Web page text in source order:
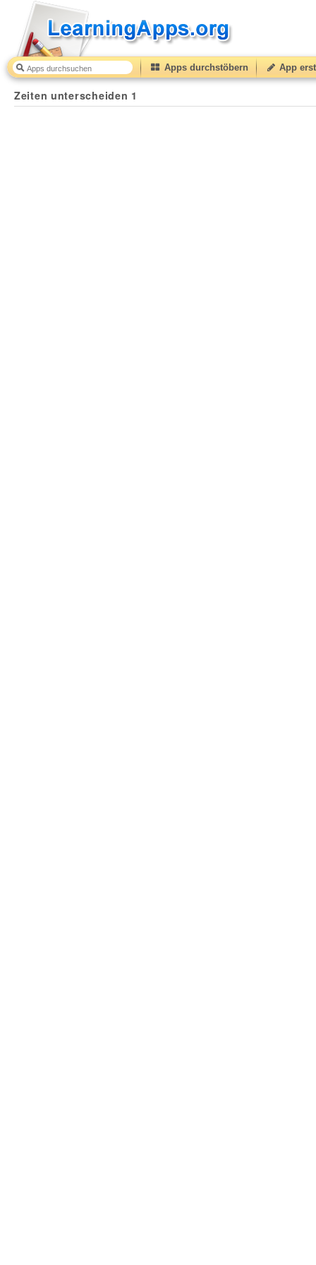
Apps durchstöbern App
Zeiten unterscheiden 1
Zeiten unterscheiden 1 34(from10to 50 ) based on8